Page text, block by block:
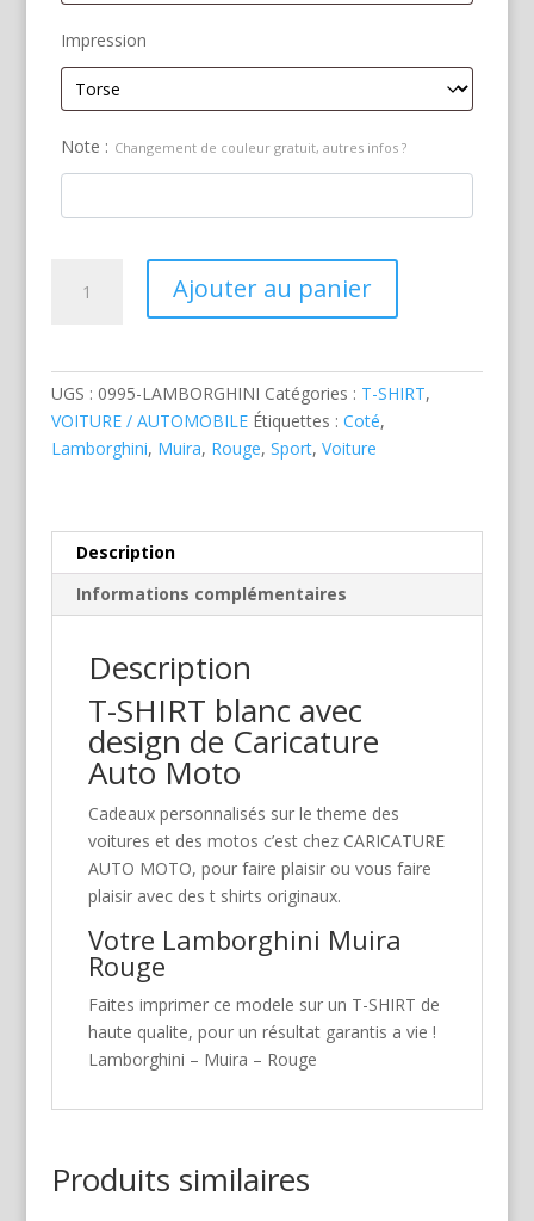
Impression
Note : Changement de couleur gratuit, autres infos ?
Ajouter au panier
UGS : 0995-LAMBORGHINI Catégories : T-SHIRT,
VOITURE / AUTOMOBILE Étiquettes : Coté,
Lamborghini, Muira, Rouge, Sport, Voiture
Description
Informations complémentaires
Description
T-SHIRT blanc avec
design de Caricature
Auto Moto
Cadeaux personnalisés sur le theme des
voitures et des motos c’est chez CARICATURE
AUTO MOTO, pour faire plaisir ou vous faire
plaisir avec des t shirts originaux.
Votre Lamborghini Muira
Rouge
Faites imprimer ce modele sur un T-SHIRT de
haute qualite, pour un résultat garantis a vie !
Lamborghini – Muira – Rouge
Produits similaires